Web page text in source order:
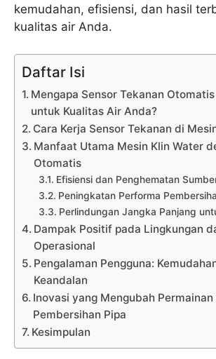
kemudahan, efisiensi, dan hasil
kualitas air Anda.
Daftar Isi
Mengapa Sensor Tekanan
untuk Kualitas Air Anda?
Cara Kerja Sensor Tekanan di
Manfaat Utama Mesin Klin Water
Otomatis
Efisiensi dan Penghematan
Peningkatan Performa
Perlindungan Jangka Panjang
Dampak Positif pada Lingkungan
Operasional
Pengalaman Pengguna:
Keandalan
Inovasi yang Mengubah
Pembersihan Pipa
Kesimpulan